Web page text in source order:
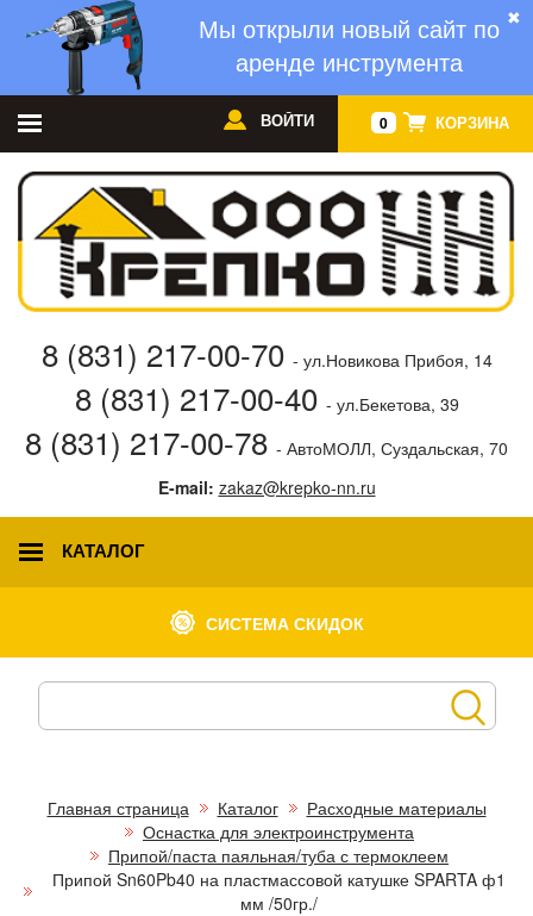
✖
Мы открыли новый сайт по
аренде инструмента
0 КОРЗИНА
ВОЙТИ
8 (831) 217-00-70 - ул.Новикова Прибоя, 14
8 (831) 217-00-40 - ул.Бекетова, 39
8 (831) 217-00-78 - АвтоМОЛЛ, Суздальская, 70
E-mail: zakaz@krepko-nn.ru
КАТАЛОГ
СИСТЕМА СКИДОК
Главная страница Каталог
Расходные материалы
Оснастка для электроинструмента
Припой/паста паяльная/туба с термоклеем
Припой Sn60Pb40 на пластмассовой катушке SPARTA ф1
мм /50гр./